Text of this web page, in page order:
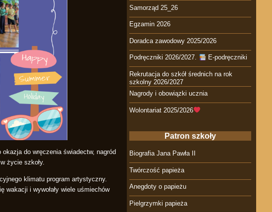
do wręczenia świadectw, nagród
życie szkoły.
klimatu program artystyczny.
i wywołały wiele uśmiechów
Samorząd 25_26
Egzamin 2026
Doradca zawodowy 2025/2026
Podręczniki 2026/2027. E-podręczniki
Rekrutacja do szkół średnich na rok
szkolny 2026/2027
Nagrody i obowiązki ucznia
Wolontariat 2025/2026
Patron szkoły
Biografia Jana Pawła II
Twórczość papieża
Anegdoty o papieżu
Pielgrzymki papieża